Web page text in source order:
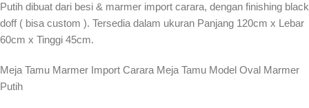
Putih dibuat dari besi & marmer import carara, dengan finishing black
doff ( bisa custom ). Tersedia dalam ukuran Panjang 120cm x Lebar
60cm x Tinggi 45cm.
Meja Tamu Marmer Import Carara Meja Tamu Model Oval Marmer
Putih